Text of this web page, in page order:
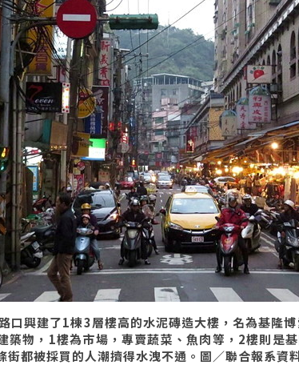
口興建了1棟3層樓高的水泥磚造大樓，名為基隆
築物，1樓為市場，專賣蔬菜、魚肉等，2樓則是
街都被採買的人潮擠得水洩不通。圖／聯合報系